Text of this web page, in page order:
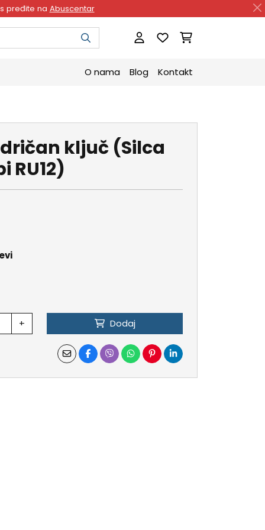
pređite na Abuscentar
O nama Blog Kontakt
ključ (Silca
RU12)
+ Dodaj